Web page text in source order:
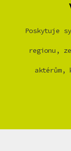
Poskytuje
regionu,